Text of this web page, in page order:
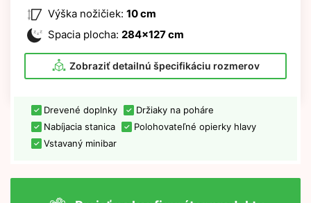
Výška nožičiek: 10 cm
Spacia plocha: 284x127 cm
Zobraziť detailnú špecifikáciu rozmerov
Drevené doplnky
Držiaky na poháre
Nabíjacia stanica
Polohovateľné opierky hlavy
Vstavaný minibar